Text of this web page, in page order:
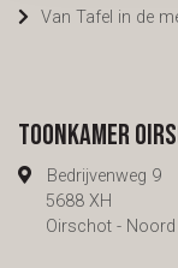
Van Tafel in de
Toonkamer
Bedrijvenweg 9
5688 XH
Oirschot -